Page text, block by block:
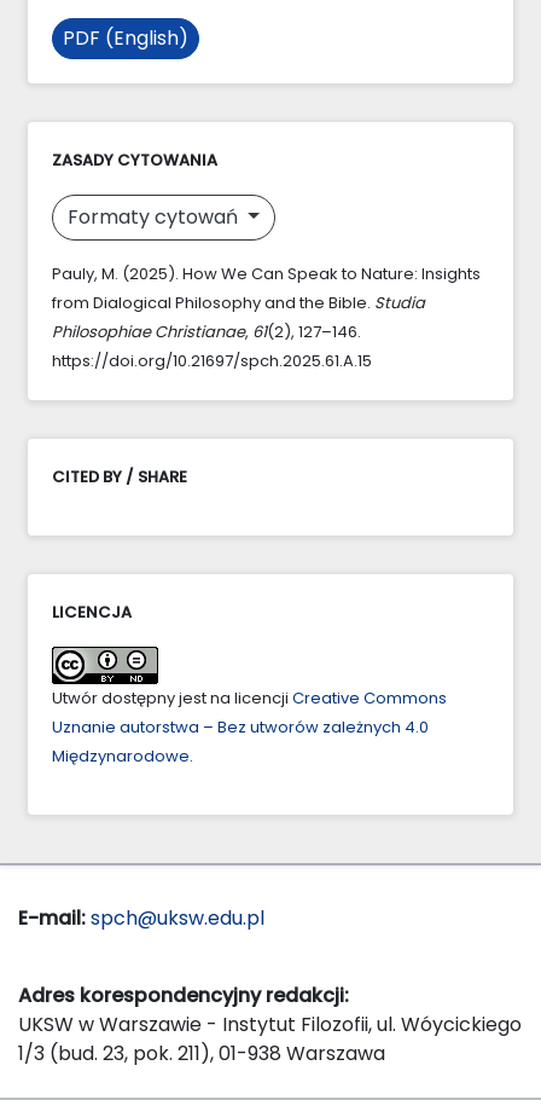
PDF (English)
ZASADY CYTOWANIA
Formaty cytowań
Pauly, M. (2025). How We Can Speak to Nature: Insights
from Dialogical Philosophy and the Bible. Studia
Philosophiae Christianae, 61(2), 127–146.
https://doi.org/10.21697/spch.2025.61.A.15
CITED BY / SHARE
LICENCJA
Utwór dostępny jest na licencji Creative Commons
Uznanie autorstwa – Bez utworów zależnych 4.0
Międzynarodowe.
E-mail:spch@uksw.edu.pl
Adres korespondencyjny redakcji:
UKSW w Warszawie - Instytut Filozofii, ul. Wóycickiego
1/3 (bud. 23, pok. 211), 01-938 Warszawa